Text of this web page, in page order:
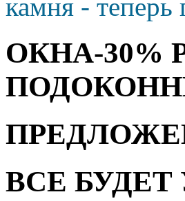
камня -
ОКНА-30%
ВСЕ